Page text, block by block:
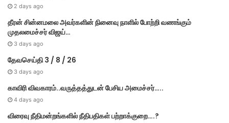
2 days ago
தீரன் சின்னமலை அவர்களின் நினைவு நாளில் போற்றி வணங்கும்
முதலமைச்சர் விஜய்…
3 days ago
தேவசெய்தி 3 / 8 / 26
3 days ago
காவிரி விவகாரம்..வருத்தத்துடன் பேசிய அமைச்சர்…..
4 days ago
விரைவு நீதிமன்றங்களில் நீதிபதிகள் பற்றாக்குறை….?